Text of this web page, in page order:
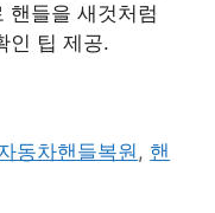
핸들을 새것처럼
인 팁 제공.
동차핸들복원, 핸